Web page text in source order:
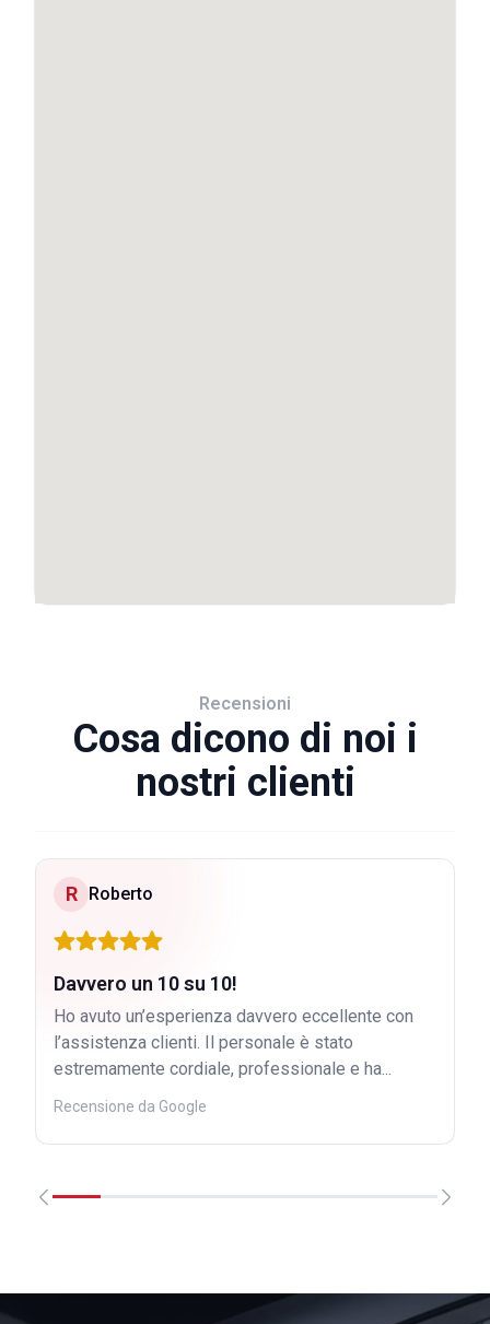
Recensioni
Cosa dicono di noi i
nostri clienti
R Roberto
Davvero un 10 su 10!
Ho avuto un’esperienza davvero eccellente con
l’assistenza clienti. Il personale è stato
estremamente cordiale, professionale e ha...
Recensione da Google